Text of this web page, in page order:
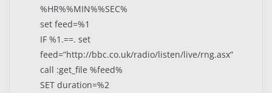
%HR%%MIN%%SEC%
set feed=%1
IF %1.==. set
feed=”http://bbc.co.uk/radio/listen/live/rng.asx”
call :get_file %feed%
SET duration=%2